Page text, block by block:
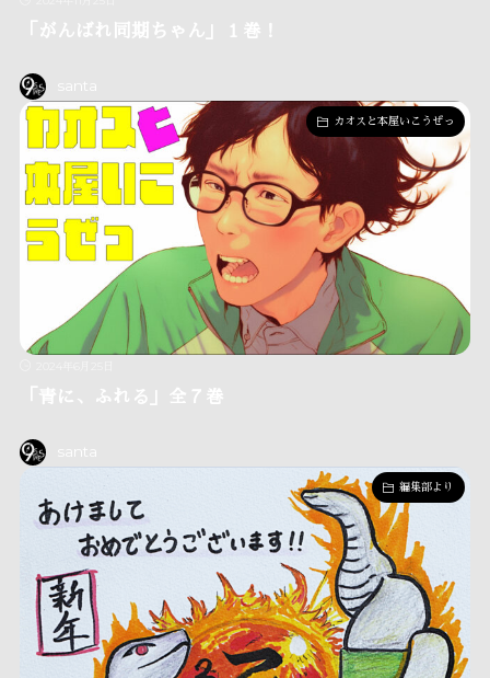
「がんばれ同期ちゃん」１巻！
santa
カオスと本屋いこうぜっ
「青に、ふれる」全７巻
santa
編集部より